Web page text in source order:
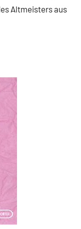
Altmeisters aus